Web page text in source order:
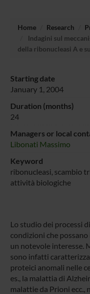
Home Research
Indagini sul
della ribonucleasi A e
Starting date
January 1, 2004
Duration (months)
24
Managers or local
Libonati Massimo
Keyword
ribonucleasi, scambio
attività biologiche
Lo studio dei processi
condizioni che
un notevole interesse.
sono infatti
proteici anomali nelle
es., la malattia di
malattie da Prioni ecc.,